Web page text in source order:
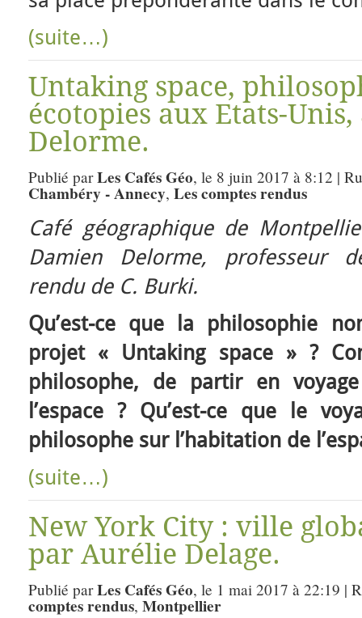
(suite…)
Untaking space,
écotopies aux Etats-
Delorme.
Publié parLes Cafés Géo, le 8 juin 2017 à 8:12 |
Chambéry - Annecy, Les comptes rendus
Café géographique de
Damien Delorme, professeur
rendu de C. Burki.
Qu’est-ce que la philosophie
projet « Untaking space » ?
philosophe, de partir en
l’espace ? Qu’est-ce que le
philosophe sur l’habitation de
(suite…)
New York City : ville
par Aurélie Delage.
Publié parLes Cafés Géo, le 1 mai 2017 à 22:19 |
comptes rendus, Montpellier